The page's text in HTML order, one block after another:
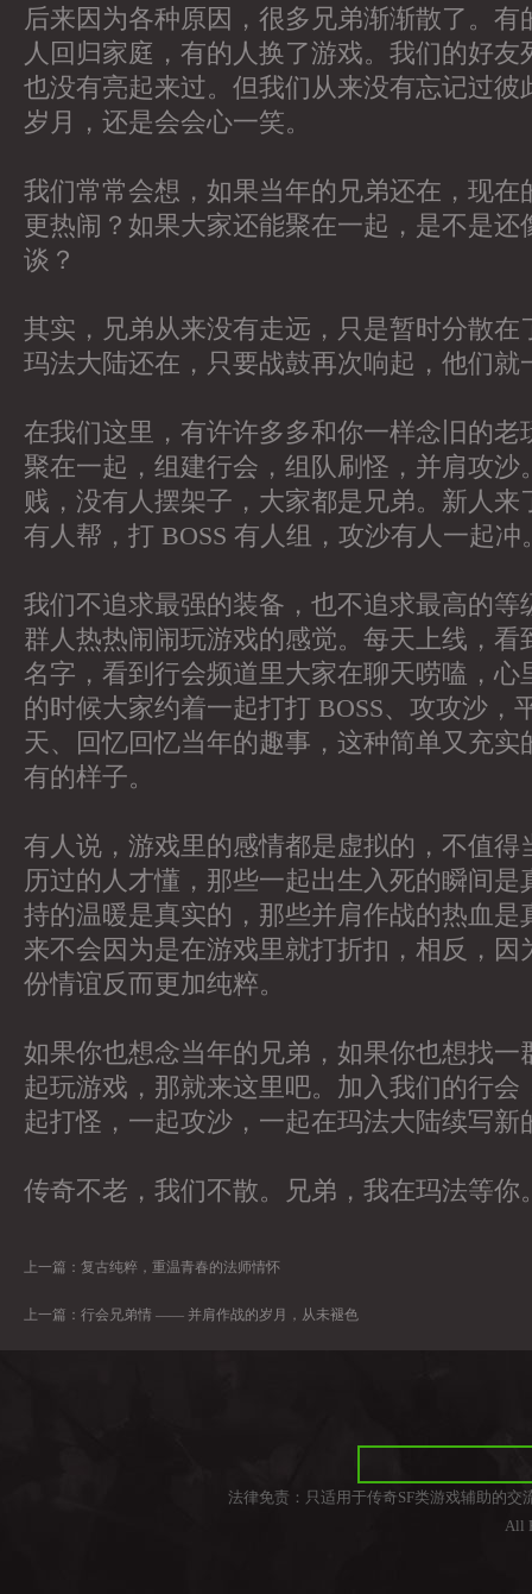
后来因为各种原因，很多兄弟渐渐散了。有
人回归家庭，有的人换了游戏。我们的好
也没有亮起来过。但我们从来没有忘记过彼
岁月，还是会会心一笑。
我们常常会想，如果当年的兄弟还在，现在
更热闹？如果大家还能聚在一起，是不是还
谈？
其实，兄弟从来没有走远，只是暂时分散在
玛法大陆还在，只要战鼓再次响起，他们就
在我们这里，有许许多多和你一样念旧的老
聚在一起，组建行会，组队刷怪，并肩攻沙
贱，没有人摆架子，大家都是兄弟。新人来
有人帮，打 BOSS 有人组，攻沙有人一起冲
我们不追求最强的装备，也不追求最高的等
群人热热闹闹玩游戏的感觉。每天上线，看
名字，看到行会频道里大家在聊天唠嗑，心
的时候大家约着一起打打 BOSS、攻攻沙，
天、回忆回忆当年的趣事，这种简单又充实
有的样子。
有人说，游戏里的感情都是虚拟的，不值得
历过的人才懂，那些一起出生入死的瞬间是
持的温暖是真实的，那些并肩作战的热血是
来不会因为是在游戏里就打折扣，相反，因
份情谊反而更加纯粹。
如果你也想念当年的兄弟，如果你也想找一
起玩游戏，那就来这里吧。加入我们的行会
起打怪，一起攻沙，一起在玛法大陆续写新
传奇不老，我们不散。兄弟，我在玛法等你
上一篇： 复古纯粹，重温青春的法师情怀
上一篇： 行会兄弟情 —— 并肩作战的岁月，从未褪色
法律免责：只适用于传奇SF类游戏辅助的
All